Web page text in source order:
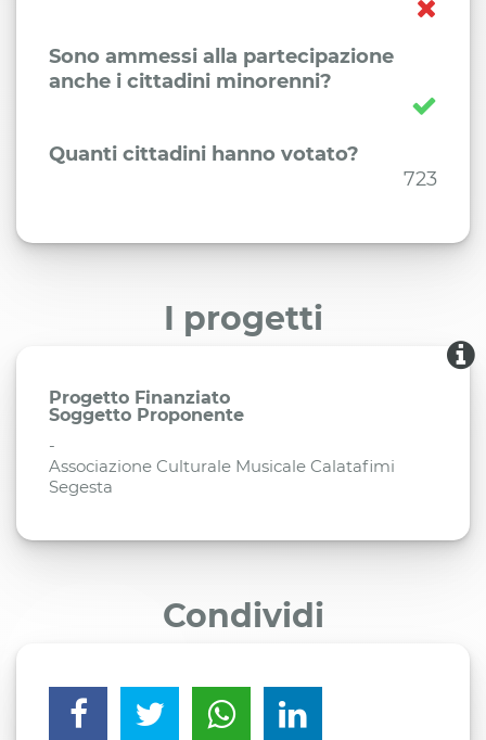
Sono ammessi alla partecipazione
anche i cittadini minorenni?
Quanti cittadini hanno votato?
723
I progetti
Progetto Finanziato
Soggetto Proponente
-
Associazione Culturale Musicale Calatafimi
Segesta
Condividi